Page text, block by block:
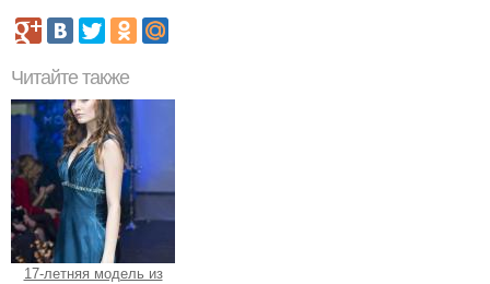
Читайте также
17-летняя модель из